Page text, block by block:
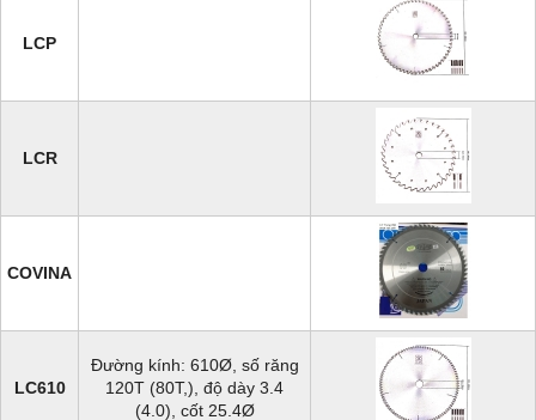
LCP
LCR
COVINA
LC610
Đường kính: 610Ø, số răng
120T (80T,), độ dày 3.4
(4.0), cốt 25.4Ø